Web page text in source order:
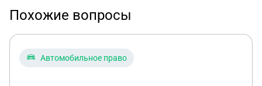
Похожие вопросы
Автомобильное право